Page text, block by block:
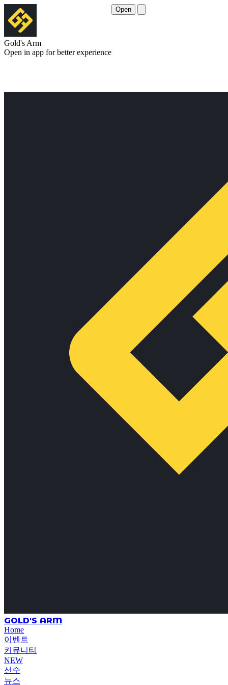
Gold's Arm
Open in app for better experience
Open
GOLD'S ARM
Home
이벤트
커뮤니티
NEW
선수
뉴스